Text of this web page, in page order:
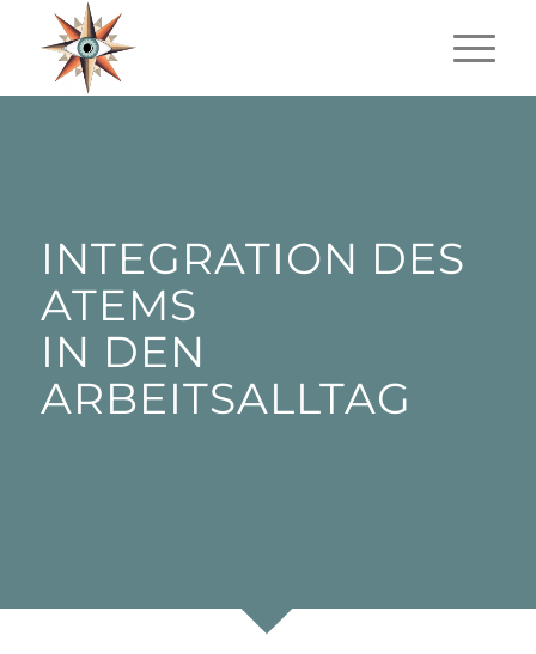
INTEGRATION DES
ATEMS
IN DEN
ARBEITSALLTAG